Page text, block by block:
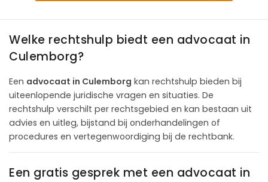
Welke rechtshulp biedt een advocaat in
Culemborg?
Een advocaat in Culemborg kan rechtshulp bieden bij
uiteenlopende juridische vragen en situaties. De
rechtshulp verschilt per rechtsgebied en kan bestaan uit
advies en uitleg, bijstand bij onderhandelingen of
procedures en vertegenwoordiging bij de rechtbank.
Een gratis gesprek met een advocaat in